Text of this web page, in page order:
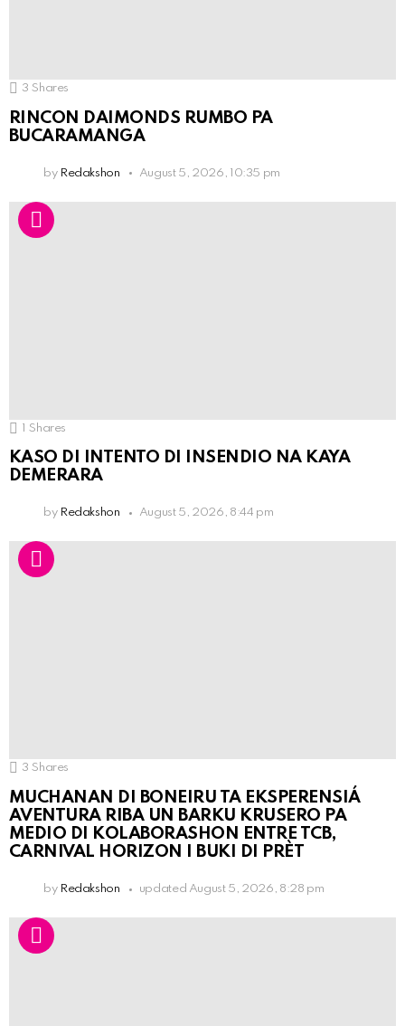
3 Shares
RINCON DAIMONDS RUMBO PA
BUCARAMANGA
by Redakshon August 5, 2026, 10:35 pm
1 Shares
KASO DI INTENTO DI INSENDIO NA KAYA
DEMERARA
by Redakshon August 5, 2026, 8:44 pm
3 Shares
MUCHANAN DI BONEIRU TA EKSPERENSIÁ
AVENTURA RIBA UN BARKU KRUSERO PA
MEDIO DI KOLABORASHON ENTRE TCB,
CARNIVAL HORIZON I BUKI DI PRÈT
by Redakshon updated August 5, 2026, 8:28 pm